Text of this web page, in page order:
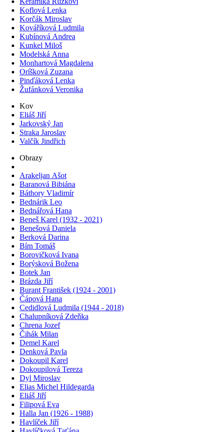
Koflová Lenka
Korčák Miroslav
Kováříková Ludmila
Kubínová Andrea
Kunkel Miloš
Modelská Anna
Monhartová Magdalena
Oríšková Zuzana
Pinďáková Lenka
Žufánková Veronika
Kov
Eliáš Jiří
Jarkovský Jan
Straka Jaroslav
Valčík Jindřich
Obrazy
Arakeljan Ašot
Baranová Bibiána
Báthory Vladimír
Bednárik Leo
Bednářová Hana
Beneš Karel (1932 - 2021)
Benešová Daniela
Berková Darina
Bím Tomáš
Borovičková Ivana
Borýsková Božena
Botek Jan
Brázda Jiří
Burant František (1924 - 2001)
Čápová Hana
Cedidlová Ludmila (1944 - 2018)
Chalupníková Zdeňka
Chrena Jozef
Čihák Milan
Demel Karel
Denková Pavla
Dokoupil Karel
Dokoupilová Tereza
Dyl Miroslav
Elias Michel Hildegarda
Eliáš Jiří
Filipová Eva
Halla Jan (1926 - 1988)
Havlíček Jiří